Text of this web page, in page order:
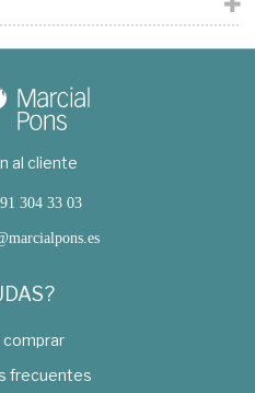
al cliente
304 33 03
comprar
frecuentes